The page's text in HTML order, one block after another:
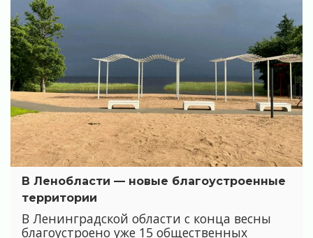
В Ленобласти — новые благоустроенные
территории
В Ленинградской области с конца весны
благоустроено уже 15 общественных